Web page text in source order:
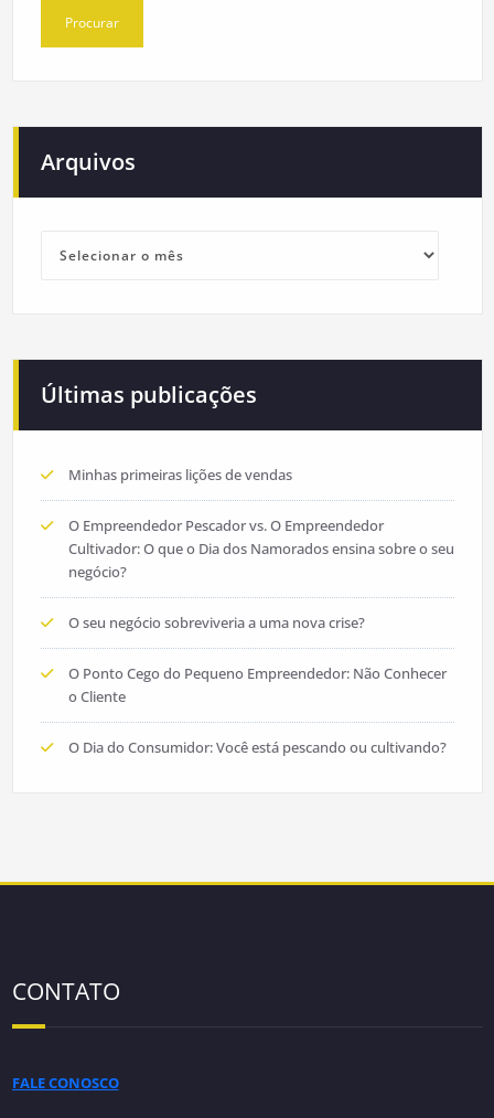
Arquivos
Últimas publicações
Minhas primeiras lições de vendas
O Empreendedor Pescador vs. O Empreendedor
Cultivador: O que o Dia dos Namorados ensina sobre o seu
negócio?
O seu negócio sobreviveria a uma nova crise?
O Ponto Cego do Pequeno Empreendedor: Não Conhecer
o Cliente
O Dia do Consumidor: Você está pescando ou cultivando?
CONTATO
FALE CONOSCO